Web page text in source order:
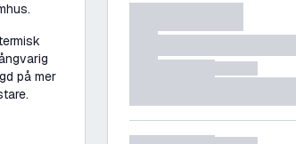
på mer